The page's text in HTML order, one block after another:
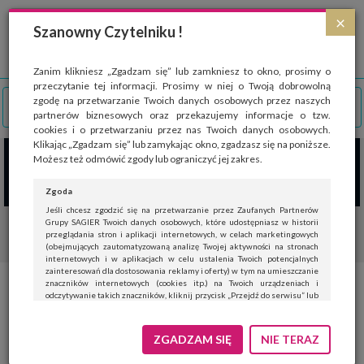
×
Szanowny Czytelniku !
Zanim klikniesz „Zgadzam się” lub zamkniesz to okno, prosimy o
przeczytanie tej informacji. Prosimy w niej o Twoją dobrowolną
zgodę na przetwarzanie Twoich danych osobowych przez naszych
partnerów biznesowych oraz przekazujemy informacje o tzw.
cookies i o przetwarzaniu przez nas Twoich danych osobowych.
Klikając „Zgadzam się” lub zamykając okno, zgadzasz się na poniższe.
Możesz też odmówić zgody lub ograniczyć jej zakres.
Zgoda
Jeśli chcesz zgodzić się na przetwarzanie przez Zaufanych Partnerów
Grupy SAGIER Twoich danych osobowych, które udostępniasz w historii
przeglądania stron i aplikacji internetowych, w celach marketingowych
(obejmujących zautomatyzowaną analizę Twojej aktywności na stronach
internetowych i w aplikacjach w celu ustalenia Twoich potencjalnych
zainteresowań dla dostosowania reklamy i oferty) w tym na umieszczanie
znaczników internetowych (cookies itp.) na Twoich urządzeniach i
odczytywanie takich znaczników, kliknij przycisk „Przejdź do serwisu” lub
Jeśli nie chcesz wyrazić zgody, kliknij „Nie teraz”.
Wyrażenie zgody jest dobrowolne. Możesz edytować zakres zgody, w tym
ZGADZAM SIĘ NIE TERAZ
Strona wykorzystuje pliki cookies, które służą głównie do celów statystycznych.
Wyrażając zgodę na używanie 'cookies', zezwalasz na zapisanie ich w pamięci
przeglądarki. Przejdź do
polityki cookies
ZARZĄD DRÓG MIEJSKICH Z
FLOTĄ 9 ELEKTRYCZNYCH